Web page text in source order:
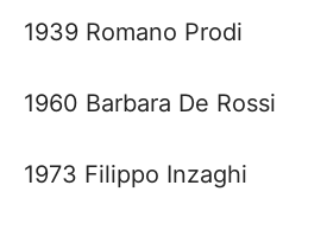
1939 Romano Prodi
1960 Barbara De Rossi
1973 Filippo Inzaghi